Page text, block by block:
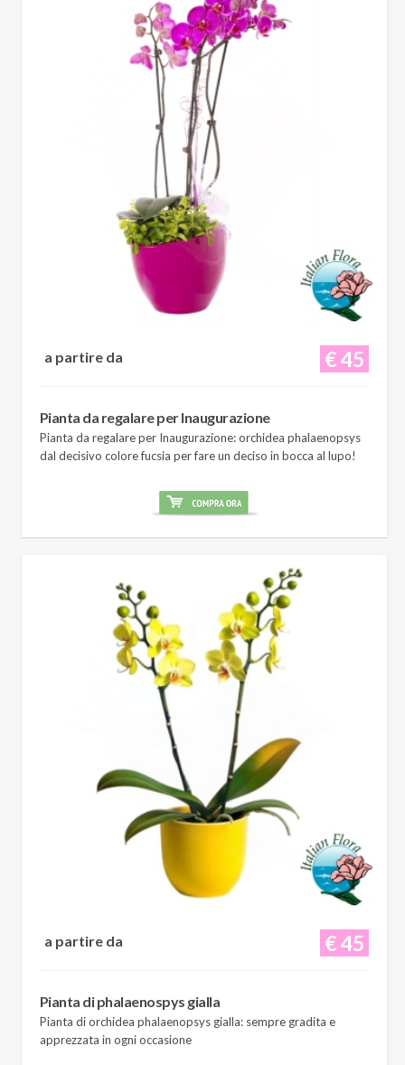
€ 45
a partire da
Pianta da regalare per Inaugurazione
Pianta da regalare per Inaugurazione: orchidea phalaenopsys
dal decisivo colore fucsia per fare un deciso in bocca al lupo!
€ 45
a partire da
Pianta di phalaenospys gialla
Pianta di orchidea phalaenopsys gialla: sempre gradita e
apprezzata in ogni occasione